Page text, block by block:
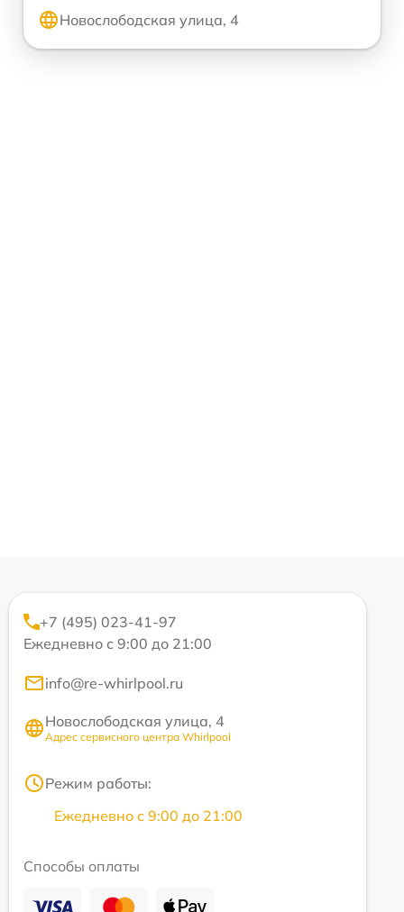
Новослободская улица, 4
+7 (495) 023-41-97
Ежедневно с 9:00 до 21:00
info@re-whirlpool.ru
Новослободская улица, 4
Адрес сервисного центра Whirlpool
Режим работы:
Ежедневно с 9:00 до 21:00
Способы оплаты